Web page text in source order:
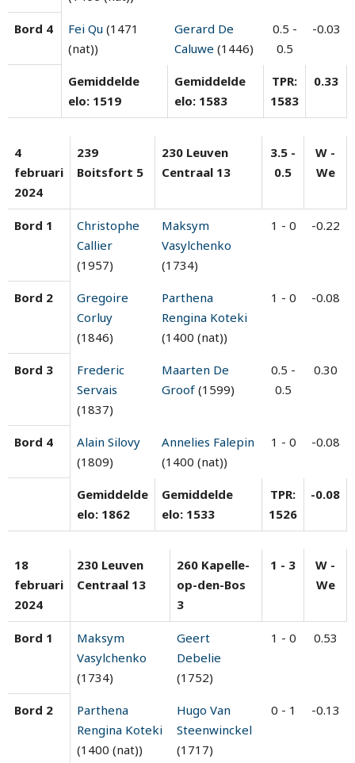
Bord 4 Fei Qu (1471
(nat))
Gerard De
Caluwe (1446)
0.5 -
0.5
-0.03
Gemiddelde
elo: 1519
Gemiddelde
elo: 1583
TPR:
1583
0.33
4
februari
2024
239
Boitsfort 5
230 Leuven
Centraal 13
3.5 -
0.5
W -
We
Bord 1
Christophe
Callier
(1957)
Maksym
Vasylchenko
(1734)
1 - 0 -0.22
Bord 2
Gregoire
Corluy
(1846)
Parthena
Rengina Koteki
(1400 (nat))
1 - 0 -0.08
Bord 3
Frederic
Servais
(1837)
Maarten De
Groof (1599)
0.5 -
0.5
0.30
Bord 4
Alain Silovy
(1809)
Annelies Falepin
(1400 (nat))
1 - 0 -0.08
Gemiddelde
elo: 1862
Gemiddelde
elo: 1533
TPR:
1526
-0.08
18
februari
2024
230 Leuven
Centraal 13
260 Kapelle-
op-den-Bos
3
1 - 3
W -
We
Bord 1
Maksym
Vasylchenko
(1734)
Geert
Debelie
(1752)
1 - 0 0.53
Bord 2
Parthena
Rengina Koteki
(1400 (nat))
Hugo Van
Steenwinckel
(1717)
0 - 1 -0.13